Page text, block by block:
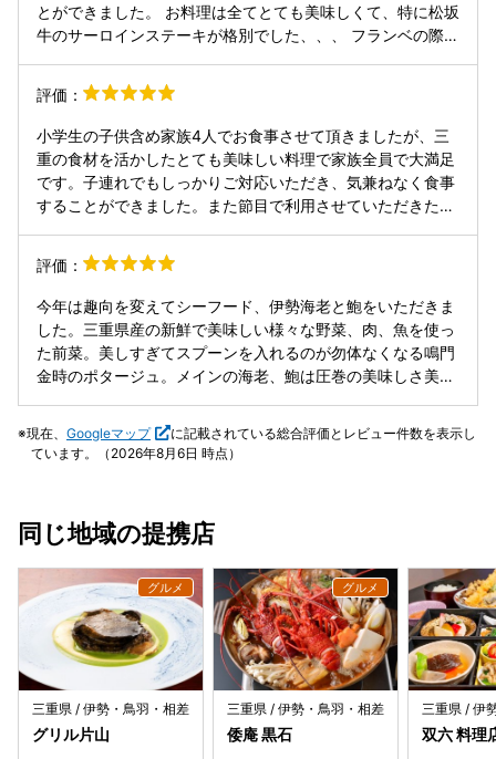
とができました。 お料理は全てとても美味しくて、特に松坂
牛のサーロインステーキが格別でした、、、 フランベの際は
て頂けたり、色々とお心遣いをして頂きました。 またお姉さ
んが手がけた誕生日デザートプレート、チョコペンで描いた
とは思えないくらいとても美しく、そして美味しかったで
す、、、 彼もとても喜んでくれました。 こちらのお店を選
んで本当に良かったです。 また伊勢に来た際にはお邪魔させ
て頂きたいです♡ ありがとうございました。
評価：
小学生の子供含め家族4人でお食事させて頂きましたが、三
重の食材を活かしたとても美味しい料理で家族全員で大満足
です。子連れでもしっかりご対応いただき、気兼ねなく食事
することができました。また節目で利用させていただきたい
評価：
今年は趣向を変えてシーフード、伊勢海老と鮑をいただきま
した。三重県産の新鮮で美味しい様々な野菜、肉、魚を使っ
た前菜。美しすぎてスプーンを入れるのが勿体なくなる鳴門
金時のポタージュ。メインの海老、鮑は圧巻の美味しさ美し
に、来年も必ず！と思うランチでした。 __________ 2022年12
月 ここ数年、毎年お世話になっています。 伺うたびに美味
との食事にぜひ！ _____________ 予約から当日来店まで、丁寧
ありました。 松阪牛のコース、先付けから最後のコーヒー、
お茶菓子までどれ一つとして強すぎる味はなく、一皿終わる
ごとに次が楽しみになる美味しさ、美しさ、サーブのタイミ
ング。コースが終わる頃にはお腹はもちろん、気持ちも贅沢
に満たして下さいました。 セルブーズの奥様は柔らかな伊勢
言葉と、あたたかな笑顔がとても印象的で、歓迎されている
という感じがさいごまで途切れませんでした。 どんな機会で
も必ず記憶に残る、本当に贅沢で豊かな食事、雰囲気を提供
現在、 Googleマップ
に記載されている総合評価とレビュー件数を表示し
ています。（2026年8月6日 時点）
同じ地域の提携店
三重県 / 伊勢・鳥羽・相差
グリル片山
三重県 / 伊勢・鳥羽・相差
倭庵 黒石
三重県 / 伊
双六 料理